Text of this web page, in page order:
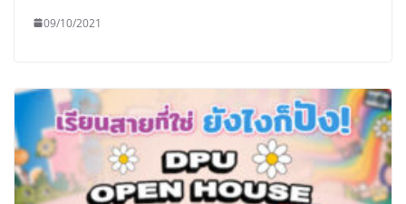
09/10/2021